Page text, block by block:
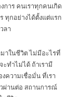
การ คนเราทุกคนเกิด
ทุกอย่างได้ตั้งแต่แรก
ลา
าในชีวิต ไม่มีอะไรที่
ะทำไม่ได้ ถ้าเรามี
ความเชื่อมั่น ที่เรา
วผ่านต่อ สถานการณ์